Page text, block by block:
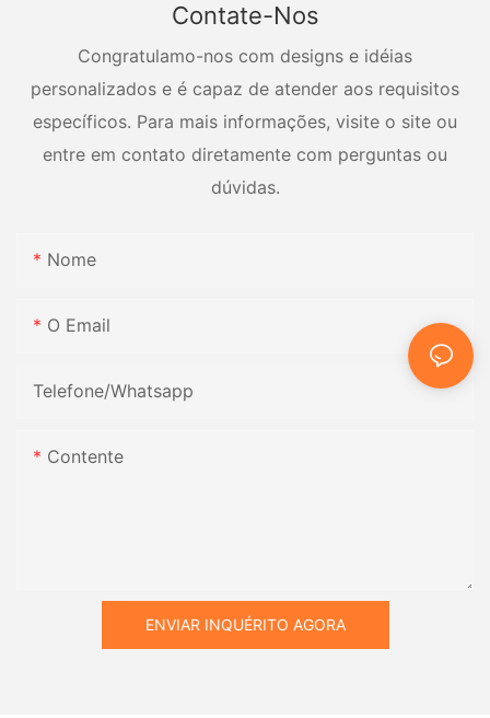
Contate-Nos
Congratulamo-nos com designs e idéias
personalizados e é capaz de atender aos requisitos
específicos. Para mais informações, visite o site ou
entre em contato diretamente com perguntas ou
dúvidas.
Nome
O Email
Telefone/whatsapp
Contente
ENVIAR INQUÉRITO AGORA